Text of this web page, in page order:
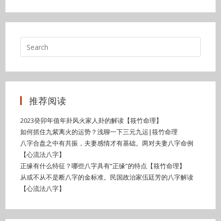
推荐阅读
2023癸卯年值年卦风火家人卦的解读【筱竹命理】
如何抓住九紫离火的运势？浅聊一下三元九运|筱竹命理
八字合盘之中有共振，夫妻感情才有基础。两对夫妻八字命例
【心流法八字】
正缘有什么特征？哪些八字具有“正缘”的特点【筱竹命理】
从或不从不是断八字的金标准。民国政治家伍廷芳的八字解读
【心流法八字】